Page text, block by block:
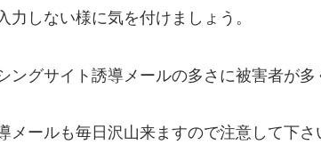
力しない様に気を付けましょう。
ングサイト誘導メールの多さに被害者が多
メールも毎日沢山来ますので注意して下さ